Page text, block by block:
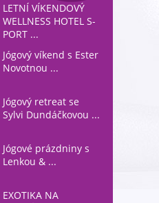
LETNÍ VÍKENDOVÝ
WELLNESS HOTEL S-
PORT ...
Jógový víkend s Ester
Novotnou ...
Jógový retreat se
Sylvi Dundáčkovou ...
Jógové prázdniny s
Lenkou & ...
EXOTIKA NA